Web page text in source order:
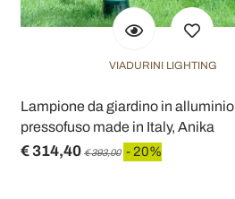
VIADURINI LIGHTING
Lampione da giardino in alluminio
pressofuso made in Italy, Anika
€ 314,40 € 393,00 - 20%